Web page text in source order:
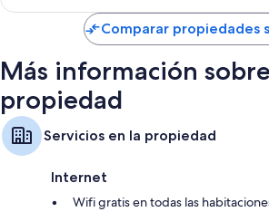
Comparar propiedades
Más información
propiedad
Servicios en la propiedad
Internet
Wifi gratis en todas las